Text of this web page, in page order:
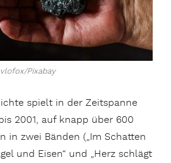
Pixabay
spielt in der Zeitspanne
2001, auf knapp über 600
in zwei Bänden („Im Schatten
und Eisen“ und „Herz schlägt